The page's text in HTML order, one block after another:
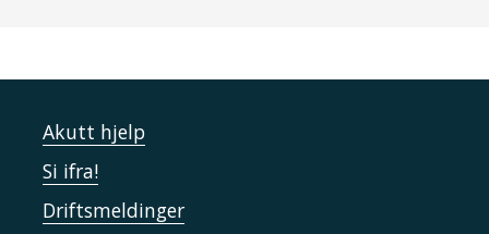
Akutt hjelp
Si ifra!
Driftsmeldinger